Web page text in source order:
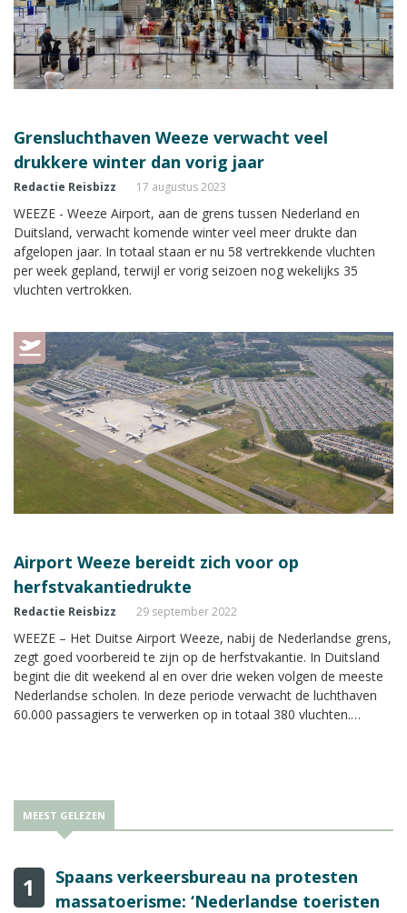
Grensluchthaven Weeze verwacht veel
drukkere winter dan vorig jaar
Redactie Reisbizz 17 augustus 2023
WEEZE - Weeze Airport, aan de grens tussen Nederland en
Duitsland, verwacht komende winter veel meer drukte dan
afgelopen jaar. In totaal staan er nu 58 vertrekkende vluchten
per week gepland, terwijl er vorig seizoen nog wekelijks 35
vluchten vertrokken.
Airport Weeze bereidt zich voor op
herfstvakantiedrukte
Redactie Reisbizz 29 september 2022
WEEZE – Het Duitse Airport Weeze, nabij de Nederlandse grens,
zegt goed voorbereid te zijn op de herfstvakantie. In Duitsland
begint die dit weekend al en over drie weken volgen de meeste
Nederlandse scholen. In deze periode verwacht de luchthaven
60.000 passagiers te verwerken op in totaal 380 vluchten.
MEEST GELEZEN
1
Spaans verkeersbureau na protesten
massatoerisme: ‘Nederlandse toeristen